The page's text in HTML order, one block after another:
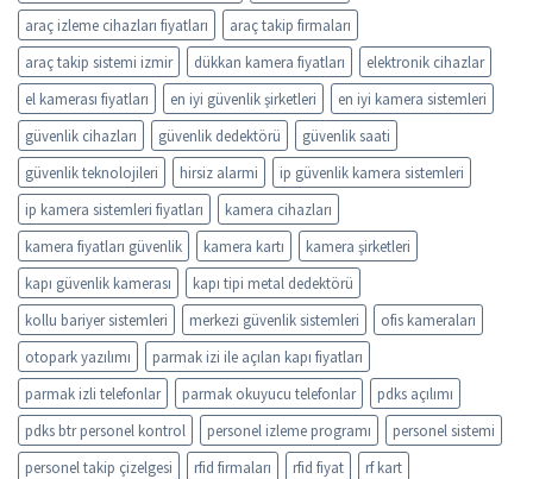
araç izleme cihazları fiyatları
araç takip firmaları
araç takip sistemi izmir
dükkan kamera fiyatları
elektronik cihazlar
el kamerası fiyatları
en iyi güvenlik şirketleri
en iyi kamera sistemleri
güvenlik cihazları
güvenlik dedektörü
güvenlik saati
güvenlik teknolojileri
hirsiz alarmi
ip güvenlik kamera sistemleri
ip kamera sistemleri fiyatları
kamera cihazları
kamera fiyatları güvenlik
kamera kartı
kamera şirketleri
kapı güvenlik kamerası
kapı tipi metal dedektörü
kollu bariyer sistemleri
merkezi güvenlik sistemleri
ofis kameraları
otopark yazılımı
parmak izi ile açılan kapı fiyatları
parmak izli telefonlar
parmak okuyucu telefonlar
pdks açılımı
pdks btr personel kontrol
personel izleme programı
personel sistemi
personel takip çizelgesi
rfid firmaları rfid fiyat
rf kart